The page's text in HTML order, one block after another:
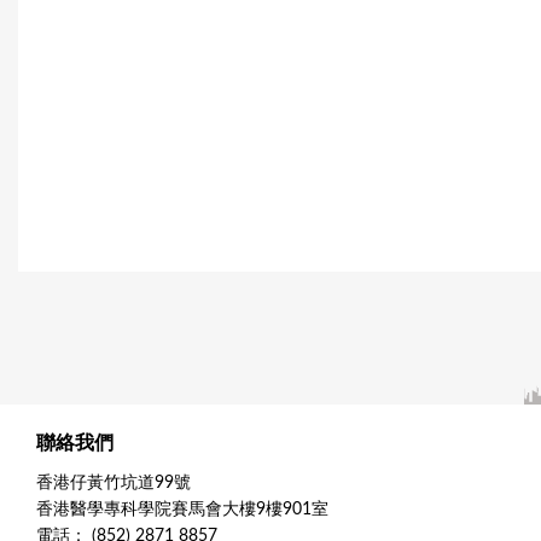
聯絡我們
香港仔黃竹坑道99號
香港醫學專科學院賽馬會大樓9樓901室
電話： (852) 2871 8857